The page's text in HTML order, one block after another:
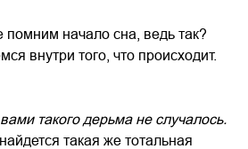
помним начало сна, ведь так?
внутри того, что происходит.
такого дерьма не случалось.
такая же тотальная